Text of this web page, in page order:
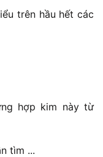
trên hầu hết các
hợp kim này từ
tìm ...